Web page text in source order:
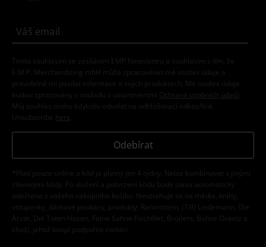
Tímto souhlasím se zasíláním EMP Newslettru a souhlasím s tím, že
E.M.P. Merchandising mbH může zpracovávat mé osobní údaje a
pravidelně mi posílat informace o svých produktech. Mé osobní údaje
budou zpracovány v souladu s ustanoveními
Ochrana osobních údajů
Můj souhlas mohu kdykoliv odvolat na odhlašovací odkaz/link.
Unsubscribe here
Odebírat
*Platí pouze online a kód je platný jen 4 týdny. Nelze kombinovat s jinými
slevovými kódy. Po vložení a potvrzení kódu bude sleva automaticky
odečtena z vašeho nákupního košíku. Nevztahuje se na média, knihy,
vstupenky, dárkové poukazy, produkty: Rammstein, (Till) Lindemann, Die
Ärzte, Die Toten Hosen, Feine Sahne Fischfilet, Broilers, Böhse Onkelz a
zboží, jehož koupí podpoříte nadaci.